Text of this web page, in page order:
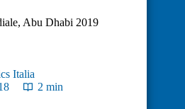
Abu Dhabi 2019
Italia
2 min